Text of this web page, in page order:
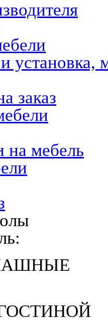
установка,
заказ
на мебель